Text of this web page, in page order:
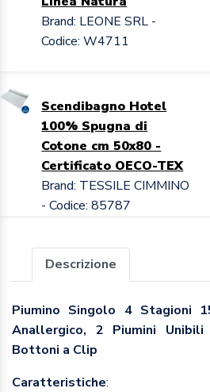
Brand: LEONE SRL -
Codice: W4711
Scendibagno Hotel
100% Spugna di
Cotone cm 50x80 -
Certificato OECO-TEX
Brand: TESSILE CIMMINO
- Codice: 85787
Descrizione
Piumino Singolo 4 Stagioni
Anallergico, 2 Piumini
Bottoni a Clip
Caratteristiche: